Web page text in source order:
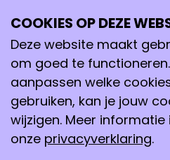
biobased
Eye-
Marc Lankveld legt uit
belangrijke bouwsteen
biobased plastic dat
COOKIES OP DEZE
Deze website maakt
om goed te
aanpassen welke
gebruiken, kan je jouw
wijzigen. Meer
onze privacyverklaring.